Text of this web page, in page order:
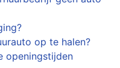
op te halen?
openingstijden